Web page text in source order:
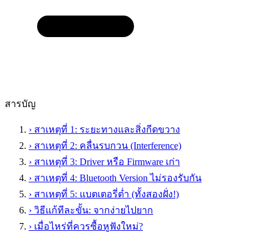
สารบัญ
› สาเหตุที่ 1: ระยะทางและสิ่งกีดขวาง
› สาเหตุที่ 2: คลื่นรบกวน (Interference)
› สาเหตุที่ 3: Driver หรือ Firmware เก่า
› สาเหตุที่ 4: Bluetooth Version ไม่รองรับกัน
› สาเหตุที่ 5: แบตเตอรี่ต่ำ (ทั้งสองฝั่ง!)
› วิธีแก้ทีละขั้น: จากง่ายไปยาก
› เมื่อไหร่ที่ควรซื้อหูฟังใหม่?